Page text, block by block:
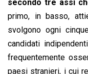
secondo tre assi
primo, in basso,
svolgono ogni
candidati
frequentemente
paesi stranieri, i cui